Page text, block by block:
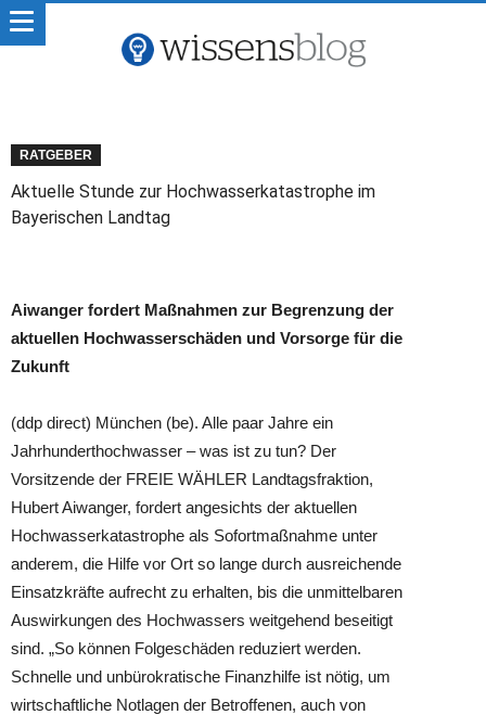
RATGEBER
Aktuelle Stunde zur Hochwasserkatastrophe im
Bayerischen Landtag
Aiwanger fordert Maßnahmen zur Begrenzung der
aktuellen Hochwasserschäden und Vorsorge für die
Zukunft
(ddp direct) München (be). Alle paar Jahre ein
Jahrhunderthochwasser – was ist zu tun? Der
Vorsitzende der FREIE WÄHLER Landtagsfraktion,
Hubert Aiwanger, fordert angesichts der aktuellen
Hochwasserkatastrophe als Sofortmaßnahme unter
anderem, die Hilfe vor Ort so lange durch ausreichende
Einsatzkräfte aufrecht zu erhalten, bis die unmittelbaren
Auswirkungen des Hochwassers weitgehend beseitigt
sind. „So können Folgeschäden reduziert werden.
Schnelle und unbürokratische Finanzhilfe ist nötig, um
wirtschaftliche Notlagen der Betroffenen, auch von